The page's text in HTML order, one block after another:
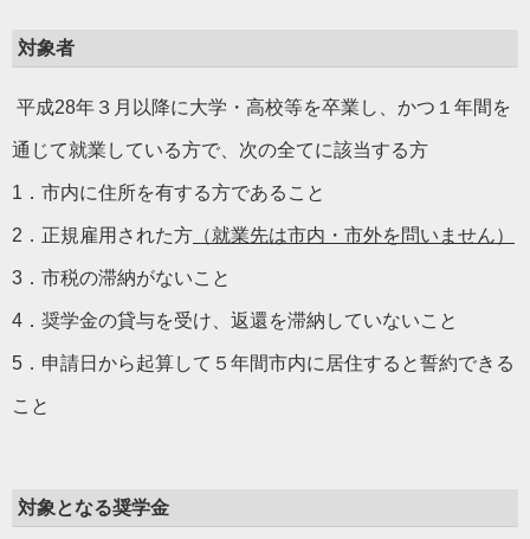
対象者
平成28年３月以降に大学・高校等を卒業し、かつ１年間を
通じて就業している方で、次の全てに該当する方
1．市内に住所を有する方であること
2．正規雇用された方 （就業先は市内・市外を問いません）
3．市税の滞納がないこと
4．奨学金の貸与を受け、返還を滞納していないこと
5．申請日から起算して５年間市内に居住すると誓約できる
こと
対象となる奨学金